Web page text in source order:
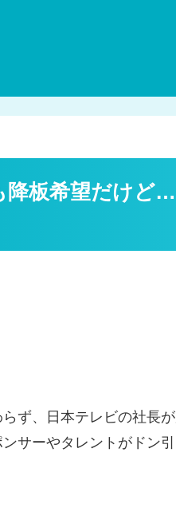
板希望だけど
ず、日本テレビの社長
サーやタレントがドン